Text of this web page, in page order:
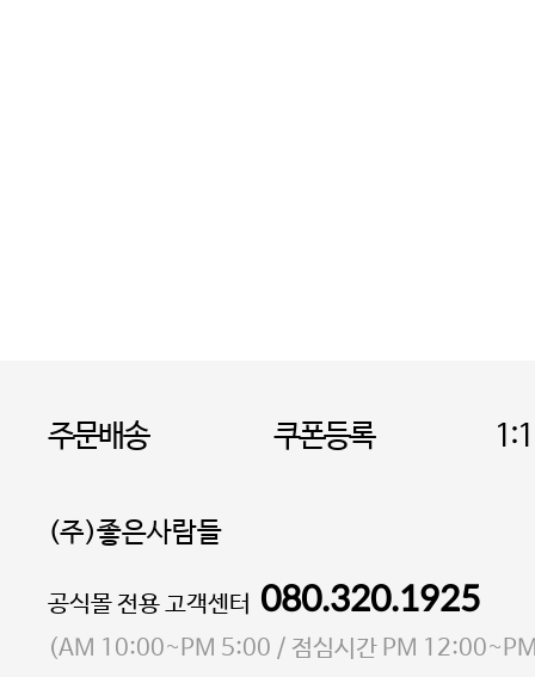
주문배송 쿠폰등록
(주)좋은사람들
대표 이성현,박영환| 개인정보관리책임자 김상현
소재지 서울특별시 마포구 마포대로4다길 41 마포
공식몰 전용 고객센터 080.320.1925
(AM 10:00~PM 5:00 / 점심시간 PM